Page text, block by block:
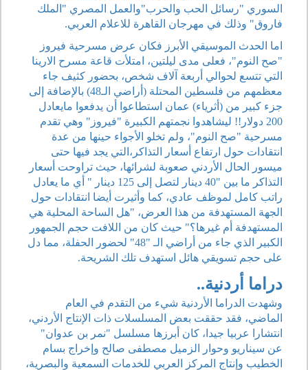
السوري "رسائل الحب والحرب"والعمل المصري "الملك
فاروق" وذلك في مهرجان القاهرة للاعلام العربي.
اما الحدث الموسيقي الأبرز فكان عرض مسرحية فيروز
"صح النوم"، فعلى مدى ليلتين، امتلأت قاعة مسرح الارينا
التي تتسع لحوالي أربعة آلاف شخص، بحضور كثيف جاء
معظمهم من فلسطين المحتلة (أراضي الـ48) بالإضافة إلى
جزء كبير من (أثرياء) عمان استطاعوا أن يدفعوا مايعادل
200 دولار!! ليشاهدوا نجمتهم الكبيرة "فيروز" وهي تقدم
مسرحية "صح النوم"، ولم تخلو الأجواء حينها من عدة
انتقادات حول ارتفاع أسعار التذاكر،التي يجد فيها حتى
ميسور الحال الأردني صعوبة لشرائها، حيث تراوحت أسعار
التذاكر ما بين "40 دينار لتصل إلى 125 دينار " أي ما يعادل
راتب كامل لموظف عادي، كما وأثيرت أيضا انتقادات حول
الجهة المستهدفة من هذا العرض، "هل الساحة المحلية هي
المستهدفة أم غيرها؟" حيث كان من اللافت حجم الجمهور
الكبير الذي جاء من أراضي الـ "48" لحضور الحفلة، مما دل
على حجم تسويقي هائل استهدف تلك الشريحة.
دراما أردنية..
وشهدت الدراما الأردنية شيء من التقدم في العام
الماضي، فقد حققت بعض المسلسلات ذات الإنتاج الأردني،
انتشارا عربيا جيدا، كان أبرزها مسلسل "نمر بن عدوان"
عن سيناريو وحوار الزميل مصطفى صالح وإخراج بسام
الخطيب وإنتاج المركز العربي للخدمات السمعية والبصرية،